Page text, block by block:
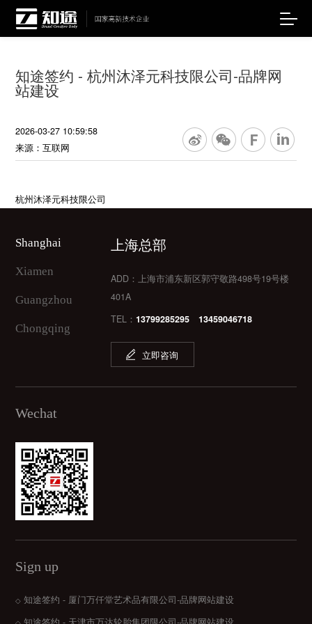
知途签约 - 杭州沐泽元科技限公司-品牌网
站建设
2026-03-27 10:59:58
来源：互联网
杭州沐泽元科技限公司
Shanghai
Xiamen
Guangzhou
Chongqing
上海总部
ADD：上海市浦东新区郭守敬路498号19号楼
401A
TEL：13799285295 13459046718
立即咨询
Wechat
Sign up
◇ 知途签约 - 厦门万仟堂艺术品有限公司-品牌网站建设